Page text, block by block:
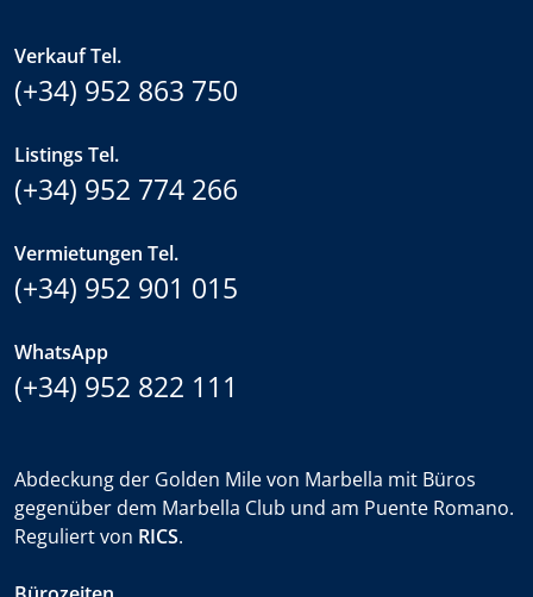
Verkauf Tel.
(+34) 952 863 750
Listings Tel.
(+34) 952 774 266
Vermietungen Tel.
(+34) 952 901 015
WhatsApp
(+34) 952 822 111
Abdeckung der Golden Mile von Marbella mit Büros
gegenüber dem Marbella Club und am Puente Romano.
Reguliert von RICS.